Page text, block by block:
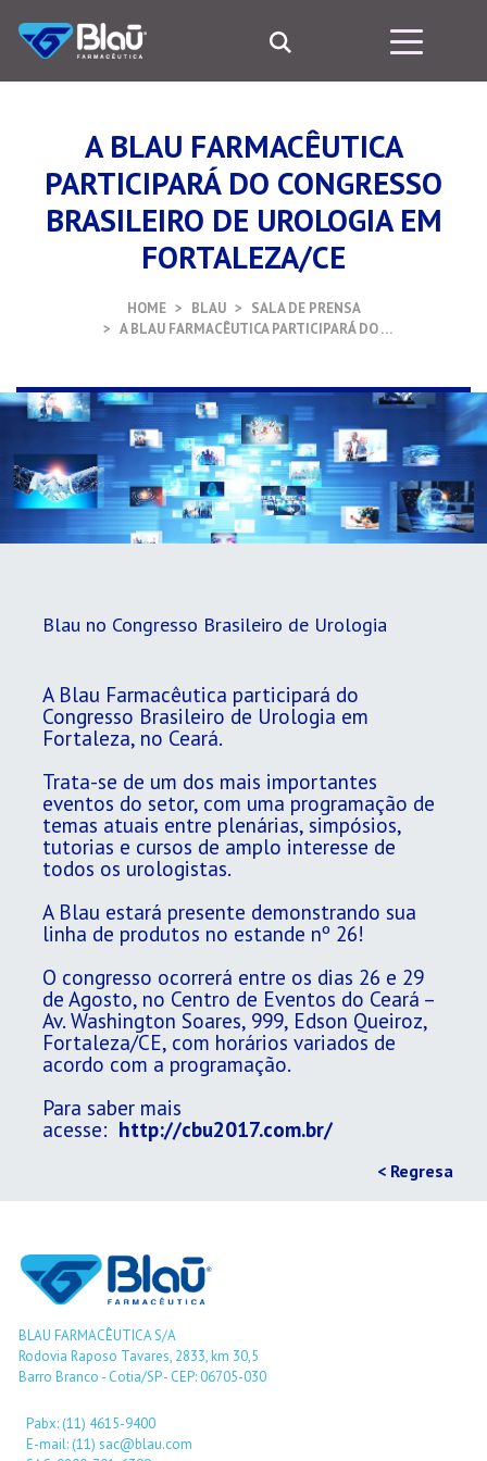
A BLAU FARMACÊUTICA
PARTICIPARÁ DO CONGRESSO
BRASILEIRO DE UROLOGIA EM
FORTALEZA/CE
HOME BLAU
SALA DE PRENSA
A BLAU FARMACÊUTICA PARTICIPARÁ DO …
Blau no Congresso Brasileiro de Urologia
A Blau Farmacêutica participará do
Congresso Brasileiro de Urologia em
Fortaleza, no Ceará.
Trata-se de um dos mais importantes
eventos do setor, com uma programação de
temas atuais entre plenárias, simpósios,
tutorias e cursos de amplo interesse de
todos os urologistas.
A Blau estará presente demonstrando sua
linha de produtos no estande nº 26!
O congresso ocorrerá entre os dias 26 e 29
de Agosto, no Centro de Eventos do Ceará –
Av. Washington Soares, 999, Edson Queiroz,
Fortaleza/CE, com horários variados de
acordo com a programação.
Para saber mais
acesse: http://cbu2017.com.br/
< Regresa
BLAU FARMACÊUTICA S/A
Rodovia Raposo Tavares, 2833, km 30,5
Barro Branco - Cotia/SP - CEP: 06705-030
Pabx: (11) 4615-9400
E-mail: (11) sac@blau.com